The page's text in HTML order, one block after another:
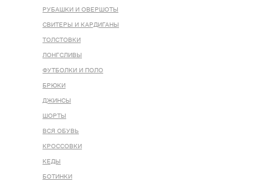
РУБАШКИ И ОВЕРШОТЫ
СВИТЕРЫ И КАРДИГАНЫ
ТОЛСТОВКИ
ЛОНГСЛИВЫ
ФУТБОЛКИ И ПОЛО
БРЮКИ
ДЖИНСЫ
ШОРТЫ
ВСЯ ОБУВЬ
КРОССОВКИ
КЕДЫ
БОТИНКИ